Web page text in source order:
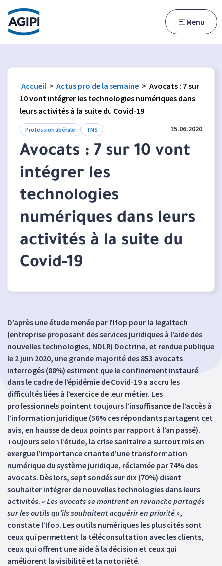
Accès au menu
Accès au contenu principal
Menu
Accueil > Actus pro de la semaine > Avocats : 7 sur
10 vont intégrer les technologies numériques dans
leurs activités à la suite du Covid-19
Profession libérale TNS 15.06.2020
Avocats : 7 sur 10 vont
intégrer les
technologies
numériques dans leurs
activités à la suite du
Covid-19
D’après une étude menée par l’Ifop pour la legaltech
(entreprise proposant des services juridiques à l’aide des
nouvelles technologies, NDLR) Doctrine, et rendue publique
le 2 juin 2020, une grande majorité des 853 avocats
interrogés (88%) estiment que le confinement instauré
dans le cadre de l’épidémie de Covid-19 a accru les
difficultés liées à l’exercice de leur métier. Les
professionnels pointent toujours l’insuffisance de l’accès à
l’information juridique (56% des répondants partagent cet
avis, en hausse de deux points par rapport à l’an passé).
Toujours selon l’étude, la crise sanitaire a surtout mis en
exergue l’importance criante d’une transformation
numérique du système juridique, réclamée par 74% des
avocats. Dès lors, sept sondés sur dix (70%) disent
souhaiter intégrer de nouvelles technologies dans leurs
activités. « Les avocats se montrent en revanche partagés
sur les outils qu’ils souhaitent acquérir en priorité »,
constate l’Ifop. Les outils numériques les plus cités sont
ceux qui permettent la téléconsultation avec les clients,
ceux qui offrent une aide à la décision et ceux qui
améliorent la visibilité et la notoriété.